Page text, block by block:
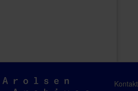
Arolsen
Kontakt